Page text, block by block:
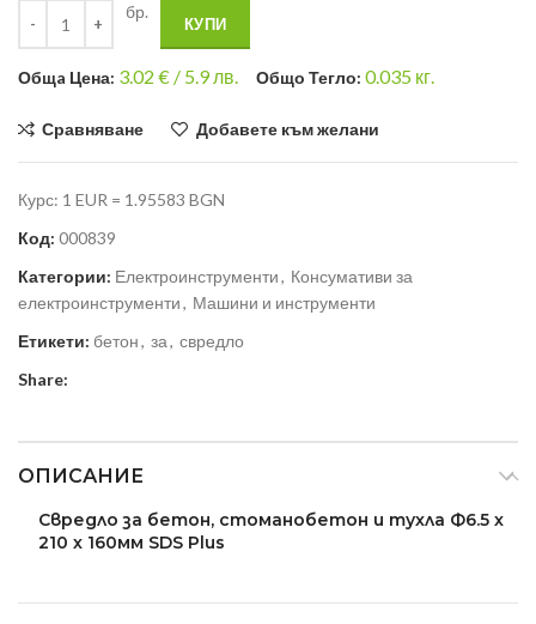
бр.
КУПИ
Общa Цена: 3.02 € / 5.9 лв. Общо Тегло: 0.035 кг.
Сравняване Добавете към желани
Курс: 1 EUR = 1.95583 BGN
Код: 000839
Категории: Електроинструменти, Консумативи за
електроинструменти, Машини и инструменти
Етикети: бетон, за, свредло
Share:
ОПИСАНИЕ
Свредло за бетон, стоманобетон и тухла Ф6.5 х
210 х 160мм SDS Plus